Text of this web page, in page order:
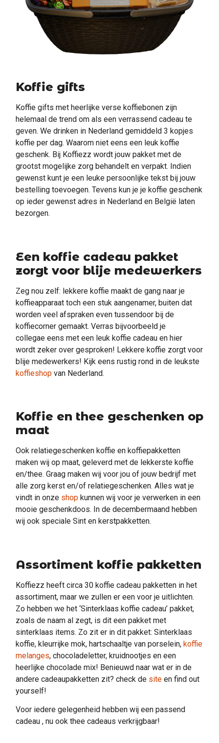
Koffie gifts
Koffie gifts met heerlijke verse koffiebonen zijn
helemaal de trend om als een verrassend cadeau te
geven. We drinken in Nederland gemiddeld 3 kopjes
koffie per dag. Waarom niet eens een leuk koffie
geschenk. Bij Koffiezz wordt jouw pakket met de
grootst mogelijke zorg behandelt en verpakt. Indien
gewenst kunt je een leuke persoonlijke tekst bij jouw
bestelling toevoegen. Tevens kun je je koffie geschenk
op ieder gewenst adres in Nederland en België laten
bezorgen.
Een koffie cadeau pakket
zorgt voor blije medewerkers
Zeg nou zelf: lekkere koffie maakt de gang naar je
koffieapparaat toch een stuk aangenamer, buiten dat
worden veel afspraken even tussendoor bij de
koffiecorner gemaakt. Verras bijvoorbeeld je
collegae eens met een leuk koffie cadeau en hier
wordt zeker over gesproken! Lekkere koffie zorgt voor
blije medewerkers! Kijk eens rustig rond in de leukste
koffieshop van Nederland.
Koffie en thee geschenken op
maat
Ook relatiegeschenken koffie en koffiepakketten
maken wij op maat, geleverd met de lekkerste koffie
en/thee. Graag maken wij voor jou of jouw bedrijf met
alle zorg kerst en/of relatiegeschenken. Alles wat je
vindt in onze shop kunnen wij voor je verwerken in een
mooie geschenkdoos. In de decembermaand hebben
wij ook speciale Sint en kerstpakketten.
Assortiment koffie pakketten
Koffiezz heeft circa 30 koffie cadeau pakketten in het
assortiment, maar we zullen er een voor je uitlichten.
Zo hebben we het ‘Sinterklaas koffie cadeau’ pakket,
zoals de naam al zegt, is dit een pakket met
sinterklaas items. Zo zit er in dit pakket: Sinterklaas
koffie, kleurrijke mok, hartschaaltje van porselein, koffie
melanges, chocoladeletter, kruidnootjes en een
heerlijke chocolade mix! Benieuwd naar wat er in de
andere cadeaupakketten zit? check de site en find out
yourself!
Voor iedere gelegenheid hebben wij een passend
cadeau , nu ook thee cadeaus verkrijgbaar!